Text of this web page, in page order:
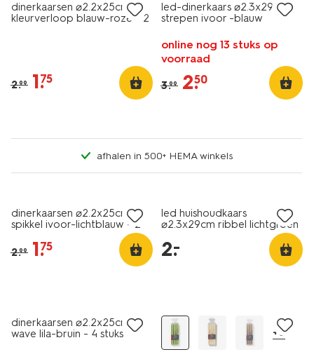
dinerkaarsen ⌀2.2x25cm
kleurverloop blauw-roze - 2
2.99 1.
75
led-dinerkaars ⌀2.3x29cm
strepen ivoor -blauw
online nog 13 stuks op
voorraad
3.99 2.
50
afhalen in 500+ HEMA winkels
dinerkaarsen ⌀2.2x25cm
spikkel ivoor-lichtblauw - 2
2.99 1.
75
led huishoudkaars
⌀2.3x29cm ribbel lichtgroen
2.
–
dinerkaarsen ⌀2.2x25cm
wave lila-bruin - 4 stuks
+6